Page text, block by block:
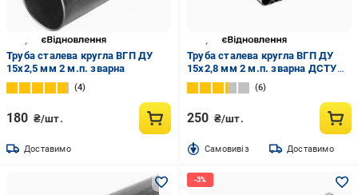
Труба сталева кругла ВГП ДУ
15x2,5 мм 2 м.п. зварна
4
180 ₴/шт.
Доставимо
Труба сталева кругла ВГП ДУ
15x2,8 мм 2 м.п. зварна ДСТУ
3262-75
6
250 ₴/шт.
Cамовивіз Доставимо